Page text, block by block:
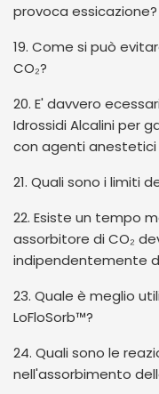
provoca essicazione?
19. Come si può
CO₂?
20. E' davvero
Idrossidi Alcalini per
con agenti anestetici
21. Quali sono i limiti
22. Esiste un tempo
assorbitore di CO₂
indipendentemente
23. Quale è meglio
LoFloSorb™?
24. Quali sono le
nell'assorbimento